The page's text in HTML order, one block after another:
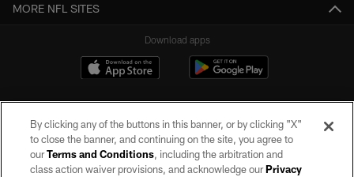
MORE NFL SITES
Download apps
By clicking any of the buttons in this banner, or by clicking "X"
to close the banner, and continuing on the site, you agree to
ourTerms and Conditions, including the arbitration and
class action waiver provisions, and acknowledge ourPrivacy